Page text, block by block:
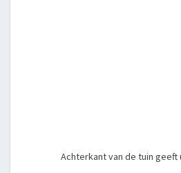
Achterkant van de tuin